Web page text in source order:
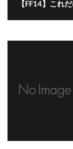
【FF14】これ